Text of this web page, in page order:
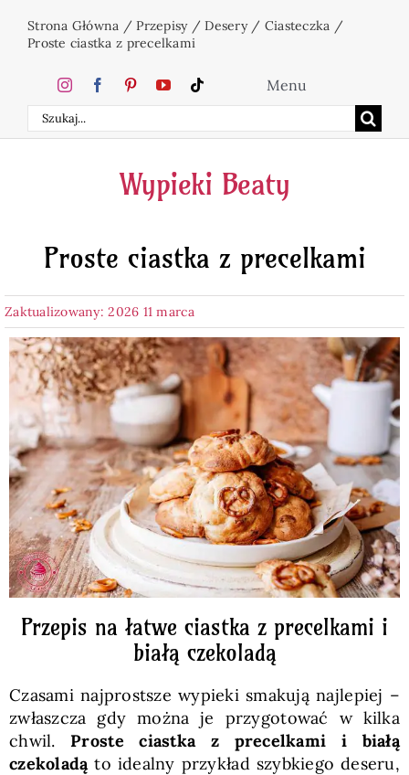
Strona Główna /Przepisy/Desery/ Ciasteczka /
Proste ciastka z precelkami
Szukaj
Menu
Home
Ciasta
Desery
Napoje
Pieczywo
Przetwory
Posiłki
Zdrowo i fit
SKLEP
Wypieki Beaty
Proste ciastka z precelkami
Zaktualizowany: 2026 11 marca
Przepis na łatwe ciastka z precelkami i
białą czekoladą
Czasami najprostsze wypieki smakują najlepiej –
zwłaszcza gdy można je przygotować w kilka
chwil.Proste ciastka z precelkami i białą
czekoladąto idealny przykład szybkiego deseru,